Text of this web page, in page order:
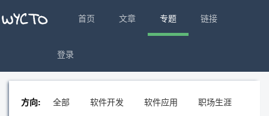
首页 文章 专题 链接
登录
方向: 全部 软件开发 软件应用
职场生涯